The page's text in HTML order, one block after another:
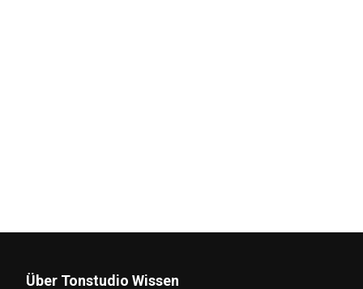
Über Tonstudio Wissen